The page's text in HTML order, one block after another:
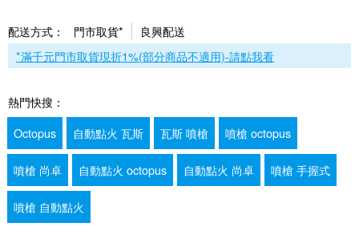
配送方式： 門市取貨*
良興配送
*滿千元門市取貨現折1%(部分商品不適用)-請點我看
熱門快搜：
Octopus
自動點火 瓦斯 瓦斯 噴槍 噴槍 octopus
噴槍 尚卓 自動點火 octopus 自動點火 尚卓 噴槍 手握式
噴槍 自動點火